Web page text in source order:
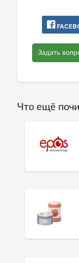
Задать
Что ещё